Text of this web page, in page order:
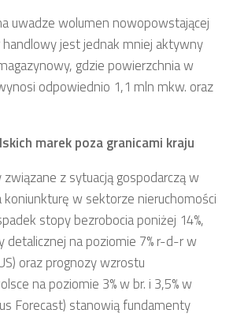
uwadze wolumen nowopowstającej
jest jednak mniej aktywny
gdzie powierzchnia w
odpowiednio 1,1 mln mkw. oraz
marek poza granicami kraju
z sytuacją gospodarczą w
koniunkturę w sektorze nieruchomości
stopy bezrobocia poniżej 14%,
detalicznej na poziomie 7% r-d-r w
oraz prognozy wzrostu
na poziomie 3% w br. i 3,5% w
Forecast) stanowią fundamenty